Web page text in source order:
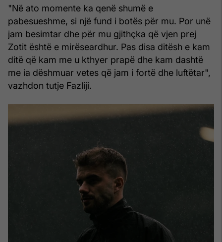
"Në ato momente ka qenë shumë e
pabesueshme, si një fund i botës për mu. Por unë
jam besimtar dhe për mu gjithçka që vjen prej
Zotit është e mirëseardhur. Pas disa ditësh e kam
ditë që kam me u kthyer prapë dhe kam dashtë
me ia dëshmuar vetes që jam i fortë dhe luftëtar",
vazhdon tutje Fazliji.